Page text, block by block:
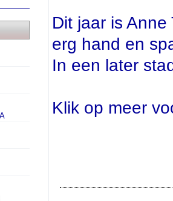
Dit jaar is
erg hand en
In een later
Klik op meer